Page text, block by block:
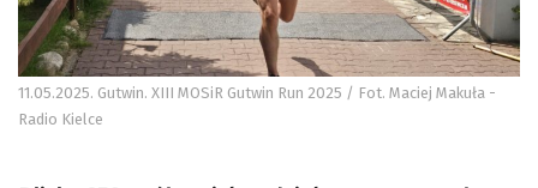
11.05.2025. Gutwin. XIII MOSiR Gutwin Run 2025 / Fot. Maciej Makuła -
Radio Kielce